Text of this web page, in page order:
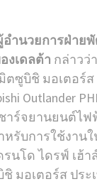
อำนวยการฝ่าย
งเดลต้า กล่าวว่
ซูบิชิ มอเตอร์ส
Outlander
าร์จยานยนต์ไฟ
หรับการใช้งาน
นโด ไดรฟ์ เฮ้
มอเตอร์ส ประ